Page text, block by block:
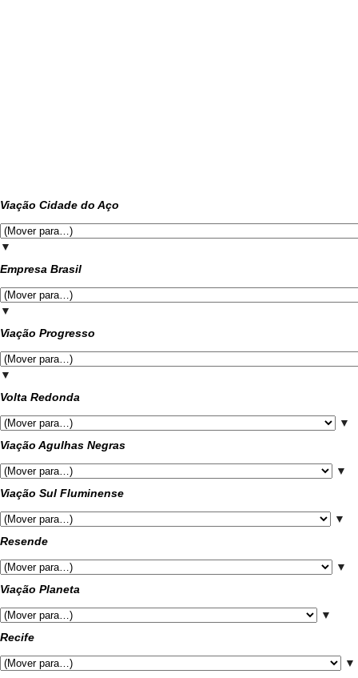
Viação Cidade do Aço
▼
Empresa Brasil
▼
Viação Progresso
▼
Volta Redonda
▼
Viação Agulhas Negras
▼
Viação Sul Fluminense
▼
Resende
▼
Viação Planeta
▼
Recife
▼